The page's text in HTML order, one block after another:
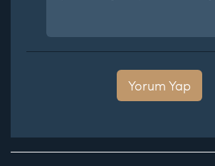
Yorum Yap